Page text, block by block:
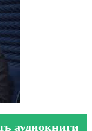
аудиокниги